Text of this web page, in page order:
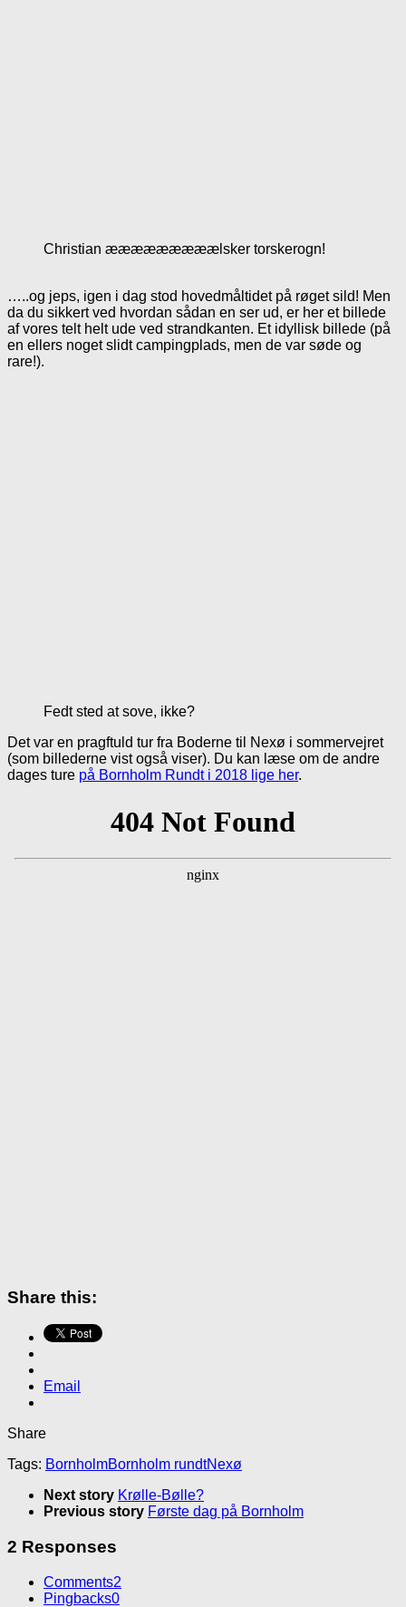
Christian ææææææææælsker torskerogn!
…..og jeps, igen i dag stod hovedmåltidet på røget sild! Men
da du sikkert ved hvordan sådan en ser ud, er her et billede
af vores telt helt ude ved strandkanten. Et idyllisk billede (på
en ellers noget slidt campingplads, men de var søde og
rare!).
Fedt sted at sove, ikke?
Det var en pragftuld tur fra Boderne til Nexø i sommervejret
(som billederne vist også viser). Du kan læse om de andre
dages ture på Bornholm Rundt i 2018 lige her.
Share this:
Email
Share
Tags: BornholmBornholm rundtNexø
Next story Krølle-Bølle?
Previous story Første dag på Bornholm
2 Responses
Comments2
Pingbacks0